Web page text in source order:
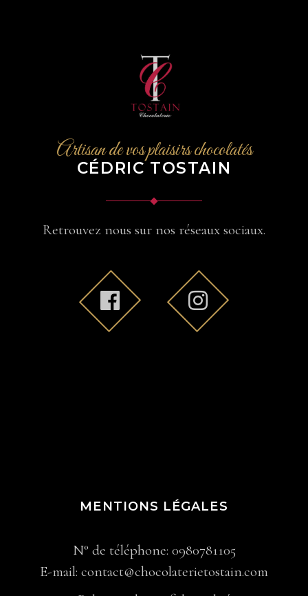
Artisan de vos plaisirs chocolatés
CÉDRIC TOSTAIN
Retrouvez nous sur nos réseaux sociaux.
MENTIONS LÉGALES
N° de téléphone: 0980781105
E-mail: contact@chocolaterietostain.com